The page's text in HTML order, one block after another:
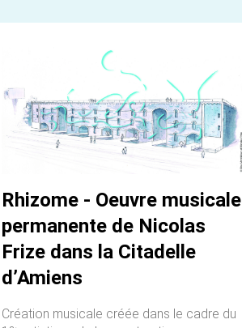
Rhizome - Oeuvre musicale
permanente de Nicolas
Frize dans la Citadelle
d’Amiens
Création musicale créée dans le cadre du